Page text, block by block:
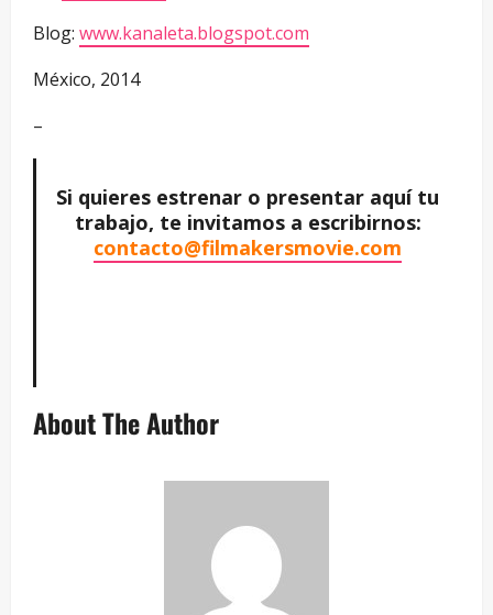
Blog: www.kanaleta.blogspot.com
México, 2014
–
Si quieres estrenar o presentar aquí tu
trabajo, te invitamos a escribirnos:
contacto@filmakersmovie.com
About The Author